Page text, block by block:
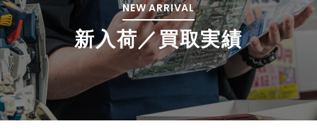
NEW ARRIVAL
新入荷／買取実績